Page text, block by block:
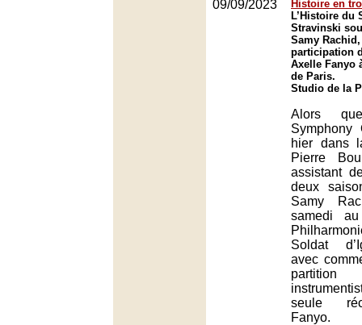
09/09/2023
Histoire en
L’Histoire du
Stravinski
Samy
participation
Axelle Fanyo
de Paris.
Studio de la
Alors
Symphony
hier dans
Pierre
assistant
deux
Samy
samedi
Soldat
avec
seule
Fanyo.